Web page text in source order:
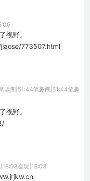
视野。
773507.html
趣阁|51:44笔趣阁|51:44笔趣
视野。
会玩|18:03